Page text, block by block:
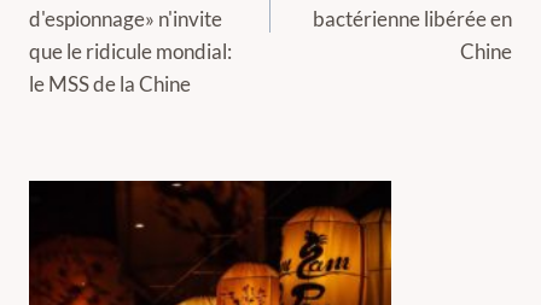
d'espionnage» n'invite
que le ridicule mondial:
le MSS de la Chine
bactérienne libérée en
Chine